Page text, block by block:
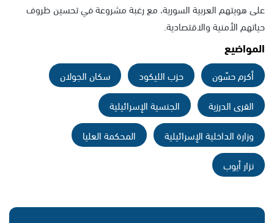
على هويتهم العربية السورية، مع رغبة مشروعة في تحسين ظروف
حياتهم الأمنية والاقتصادية.
المواضيع
أكرم حسّون حزب الليكود
سكان الجولان
القرى الدرزية
الجنسية الإسرائيلية
وزارة الداخلية الإسرائيلية
المحكمة العليا
نزار أيوب